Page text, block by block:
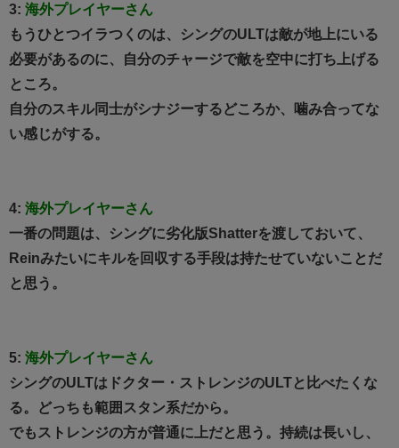
3: 海外プレイヤーさん
もうひとつイラつくのは、シングのULTは敵が地上にいる
必要があるのに、自分のチャージで敵を空中に打ち上げる
ところ。
自分のスキル同士がシナジーするどころか、噛み合ってな
い感じがする。
4: 海外プレイヤーさん
一番の問題は、シングに劣化版Shatterを渡しておいて、
Reinみたいにキルを回収する手段は持たせていないことだ
と思う。
5: 海外プレイヤーさん
シングのULTはドクター・ストレンジのULTと比べたくな
る。どっちも範囲スタン系だから。
でもストレンジの方が普通に上だと思う。持続は長いし、